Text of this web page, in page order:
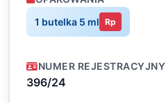
1 butelka 5 ml Rp
NUMER REJESTRACYJNY
396/24